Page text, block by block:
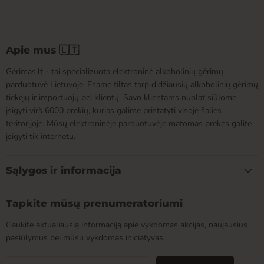
Apie mus 🇱🇹
Gėrimas.lt - tai specializuota elektroninė alkoholinių gėrimų
parduotuvė Lietuvoje. Esame tiltas tarp didžiausių alkoholinių gėrimų
tiekėjų ir importuojų bei klientų. Savo klientams nuolat siūlome
įsigyti virš 6000 prekių, kurias galime pristatyti visoje šalies
teritorijoje. Mūsų elektroninėje parduotuvėje matomas prekes galite
įsigyti tik internetu.
Sąlygos ir informacija
Tapkite mūsų prenumeratoriumi
Gaukite aktualiausią informaciją apie vykdomas akcijas, naujausius
pasiūlymus bei mūsų vykdomas iniciatyvas.